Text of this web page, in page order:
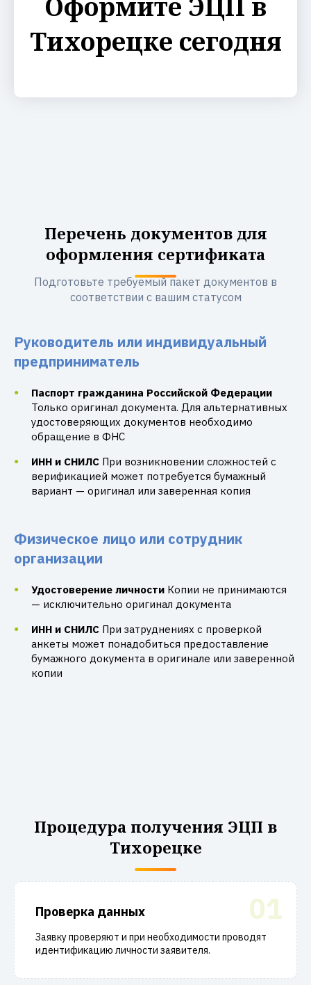
Тихорецке сегодня
Перечень документов для
оформления сертификата
Подготовьте требуемый пакет документов в
соответствии с вашим статусом
Руководитель или индивидуальный
предприниматель
Паспорт гражданина Российской Федерации
Только оригинал документа. Для альтернативных
удостоверяющих документов необходимо
обращение в ФНС
ИНН и СНИЛС При возникновении сложностей с
верификацией может потребуется бумажный
вариант — оригинал или заверенная копия
Физическое лицо или сотрудник
организации
Удостоверение личности Копии не принимаются
— исключительно оригинал документа
ИНН и СНИЛС При затруднениях с проверкой
анкеты может понадобиться предоставление
бумажного документа в оригинале или заверенной
копии
Процедура получения ЭЦП в
Тихорецке
01
Проверка данных
Заявку проверяют и при необходимости проводят
идентификацию личности заявителя.